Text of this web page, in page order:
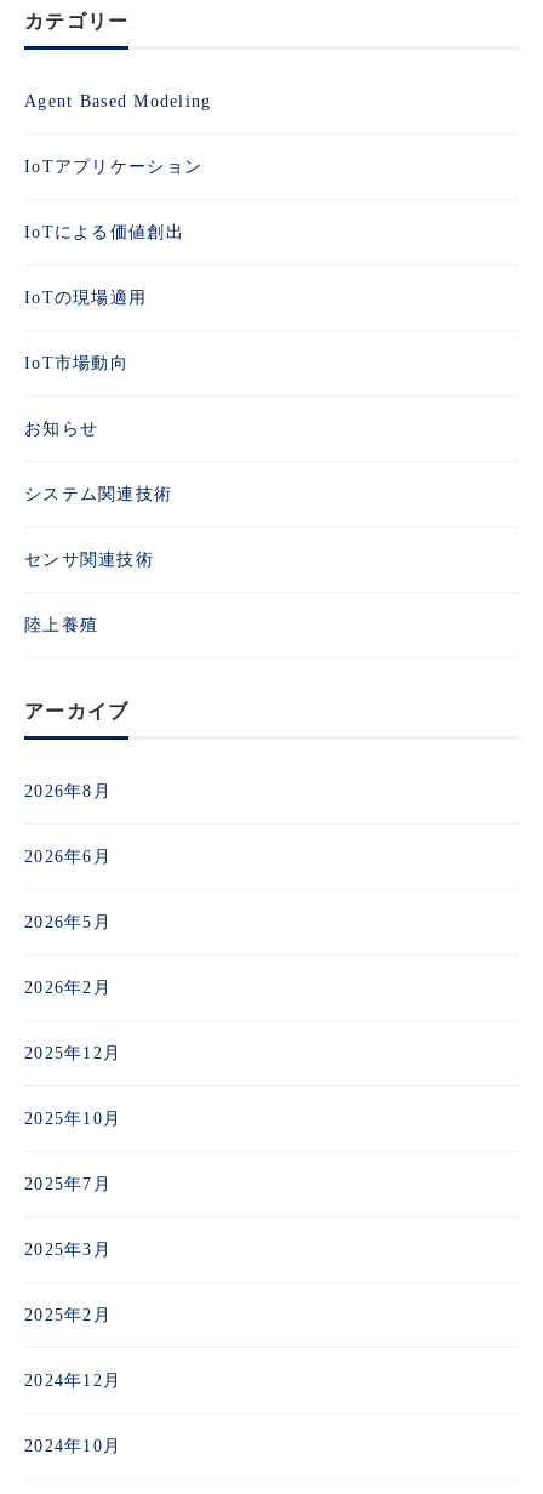
カテゴリー
Agent Based Modeling
IoTアプリケーション
IoTによる価値創出
IoTの現場適用
IoT市場動向
お知らせ
システム関連技術
センサ関連技術
陸上養殖
アーカイブ
2026年8月
2026年6月
2026年5月
2026年2月
2025年12月
2025年10月
2025年7月
2025年3月
2025年2月
2024年12月
2024年10月